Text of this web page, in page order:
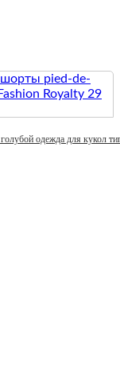
одежда для кукол